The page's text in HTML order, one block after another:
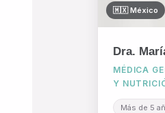
🇲🇽 México
Dra.
MÉDICA
Y
Más de 5